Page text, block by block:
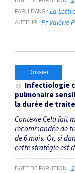
PARU DANS La
AUTEUR Pr Valérie
Dossier
Infectiologie
pulmonaire
la durée de
Contexte Cela fait
recommandée de
de 6 mois. Or, si
cette stratégie est
DATE DE PARUTION